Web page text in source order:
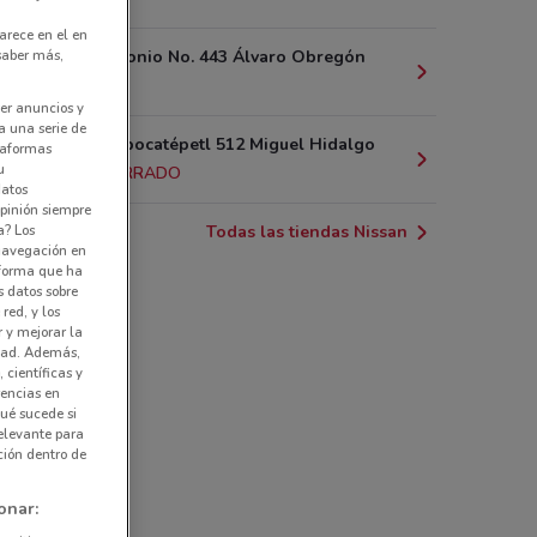
Av. San Antonio No. 443 Álvaro Obregón
Eje 8 av. Popocatépetl 512 Miguel Hidalgo
CERRADO
Todas las tiendas Nissan
en el en
más,
anuncios y
una serie de
siempre
Los
en
que ha
datos sobre
y los
y mejorar la
Además,
científicas y
en
sucede si
para
dentro de